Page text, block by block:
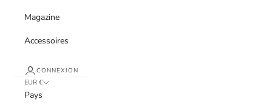
Magazine
Accessoires
CONNEXION
EUR €
Pays